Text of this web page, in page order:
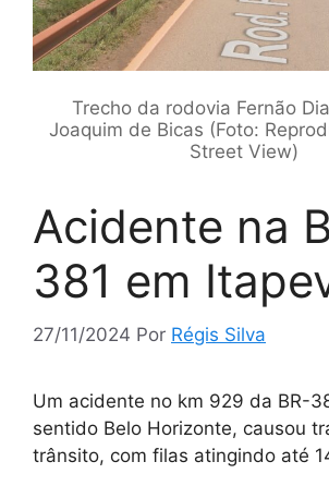
Trecho da rodovia Fernão
Joaquim de Bicas (Foto:
Street View)
Acidente na
381 em
27/11/2024 Por Régis Silva
Um acidente no km 929 da BR-
sentido Belo Horizonte, causou
trânsito, com filas atingindo até